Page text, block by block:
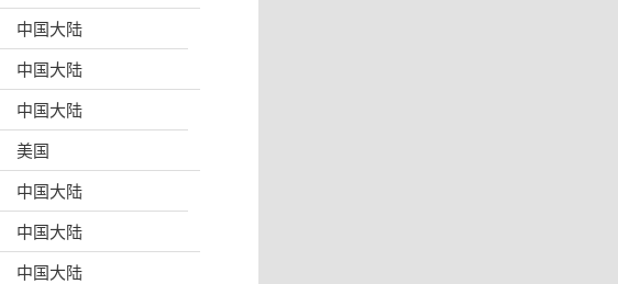
中国大陆
中国大陆
中国大陆
美国
中国大陆
中国大陆
中国大陆